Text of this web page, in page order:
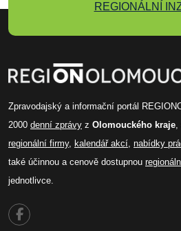
REGIONÁLNÍ
Zpravodajský a informační portál
2000 denní zprávy z Olomouckého kraje,
regionální firmy, kalendář akcí, nabídky
také účinnou a cenově dostupnou
jednotlivce.